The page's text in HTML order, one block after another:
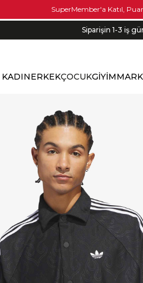
SuperMember'a Katıl,
Siparişin 1-3 iş
KADINERKEKÇOCUKGİYİM